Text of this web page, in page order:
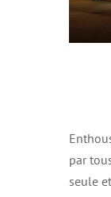
par
seule